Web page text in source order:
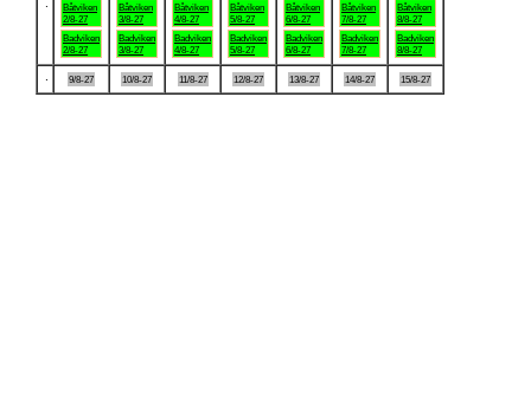
Båtviken
2/8-27
Badviken
2/8-27
Båtviken
3/8-27
Badviken
3/8-27
Båtviken
4/8-27
Badviken
4/8-27
Båtviken
5/8-27
Badviken
5/8-27
Båtviken
6/8-27
Badviken
6/8-27
Båtviken
7/8-27
Badviken
7/8-27
Båtviken
8/8-27
Badviken
8/8-27
9/8-27 10/8-27 11/8-27 12/8-27 13/8-27 14/8-27 15/8-27